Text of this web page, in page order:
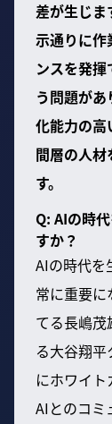
差が生じま
示通りに作
ンスを発
う問題が
化能力の高
間層の人
す。
Q: AIの時
すか？
AIの時代を
常に重要
てる長嶋
る大谷翔
にホワイト
AIとのコミ